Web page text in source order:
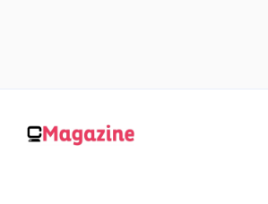
contenuto